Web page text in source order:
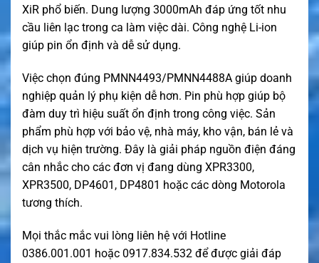
XiR phổ biến. Dung lượng 3000mAh đáp ứng tốt nhu
cầu liên lạc trong ca làm việc dài. Công nghệ Li-ion
giúp pin ổn định và dễ sử dụng.
Việc chọn đúng PMNN4493/PMNN4488A giúp doanh
nghiệp quản lý phụ kiện dễ hơn. Pin phù hợp giúp bộ
đàm duy trì hiệu suất ổn định trong công việc. Sản
phẩm phù hợp với bảo vệ, nhà máy, kho vận, bán lẻ và
dịch vụ hiện trường. Đây là giải pháp nguồn điện đáng
cân nhắc cho các đơn vị đang dùng XPR3300,
XPR3500, DP4601, DP4801 hoặc các dòng Motorola
tương thích.
Mọi thắc mắc vui lòng liên hệ với Hotline
0386.001.001 hoặc 0917.834.532 để được giải đáp